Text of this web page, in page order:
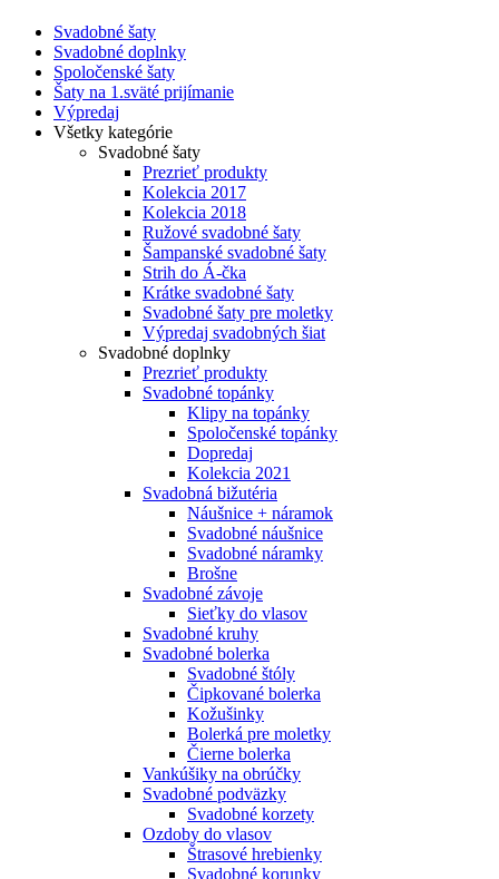
Svadobné šaty
Svadobné doplnky
Spoločenské šaty
Šaty na 1.sväté prijímanie
Výpredaj
Všetky kategórie
Svadobné šaty
Prezrieť produkty
Kolekcia 2017
Kolekcia 2018
Ružové svadobné šaty
Šampanské svadobné šaty
Strih do Á-čka
Krátke svadobné šaty
Svadobné šaty pre moletky
Výpredaj svadobných šiat
Svadobné doplnky
Prezrieť produkty
Svadobné topánky
Klipy na topánky
Spoločenské topánky
Dopredaj
Kolekcia 2021
Svadobná bižutéria
Náušnice + náramok
Svadobné náušnice
Svadobné náramky
Brošne
Svadobné závoje
Sieťky do vlasov
Svadobné kruhy
Svadobné bolerka
Svadobné štóly
Čipkované bolerka
Kožušinky
Bolerká pre moletky
Čierne bolerka
Vankúšiky na obrúčky
Svadobné podväzky
Svadobné korzety
Ozdoby do vlasov
Štrasové hrebienky
Svadobné korunky